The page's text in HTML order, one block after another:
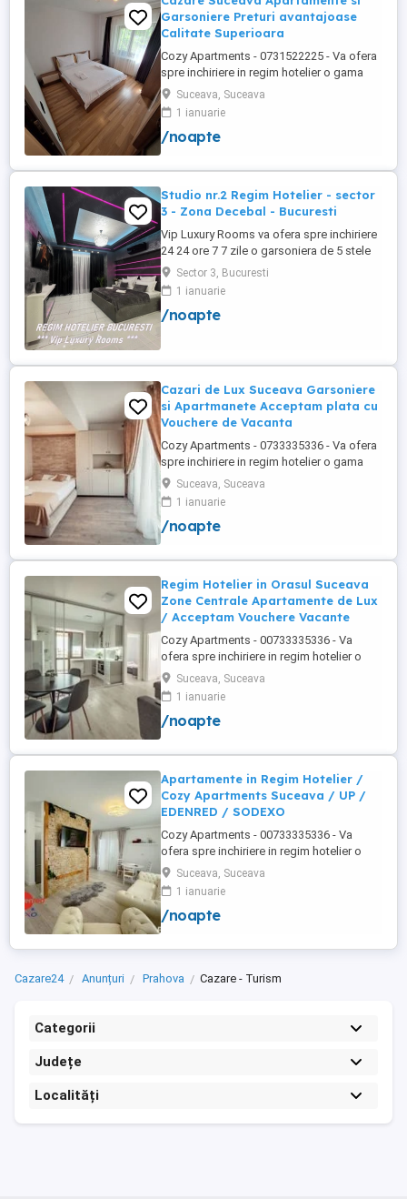
Garsoniere Preturi avantajoase
Calitate Superioara
Cozy Apartments - 0731522225 - Va ofera
spre inchiriere in regim hotelier o gama
variata de apartamente si garsoniere
situate in puncte cheie ale orasului
Suceava: Bulevardul George Enescu. In
centrul Orasului pe Esplanada langa
Zamca Burdujeni Ipotesti Pentru ...
Suceava, Suceava
1 ianuarie
/noapte
Studio nr.2 Regim Hotelier - sector
3 - Zona Decebal - Bucuresti
Vip Luxury Rooms va ofera spre inchiriere
24 24 ore 7 7 zile o garsoniera de 5 stele
Luxoase cu un desing unic si deosebit in
Sector 3 Bucuresti . Garsoniera se alfa in
Complex Rezidential Nou . Monitorizare
Video in Complex ( de la Politia Locala
Sector 3, Bucuresti
1 ianuarie
/noapte
Cazari de Lux Suceava Garsoniere
si Apartmanete Acceptam plata cu
Vouchere de Vacanta
Cozy Apartments - 0733335336 - Va ofera
spre inchiriere in regim hotelier o gama
variata de apartamente si garsoniere
situate in puncte cheie ale orasului
Suceava: Bulevardul George Enescu.
Kaufland George Enescu In centrul
Zamca Bulevardul 1 Mai Obcini Bulevardul
Suceava, Suceava
1 ianuarie
/noapte
Regim Hotelier in Orasul Suceava
Zone Centrale Apartamente de Lux
/ Acceptam Vouchere Vacante
Cozy Apartments - 00733335336 - Va
ofera spre inchiriere in regim hotelier o
gama variata de apartamente si
garsoniere situate in puncte cheie ale
orasului Suceava: Bulevardul George
Enescu. Kaufland George Enescu In
McDonald's. Zamca Bulevardul 1 Mai
Suceava, Suceava
1 ianuarie
/noapte
Apartamente in Regim Hotelier /
Cozy Apartments Suceava / UP /
EDENRED / SODEXO
Cozy Apartments - 00733335336 - Va
ofera spre inchiriere in regim hotelier o
gama variata de apartamente si
garsoniere situate in puncte cheie ale
orasului Suceava: Bulevardul George
Enescu. Kaufland George Enescu In
McDonald's. Zamca Bulevardul 1 Mai
Suceava, Suceava
1 ianuarie
/noapte
Cazare24 Anunțuri Prahova Cazare - Turism
Categorii
Județe
Localități